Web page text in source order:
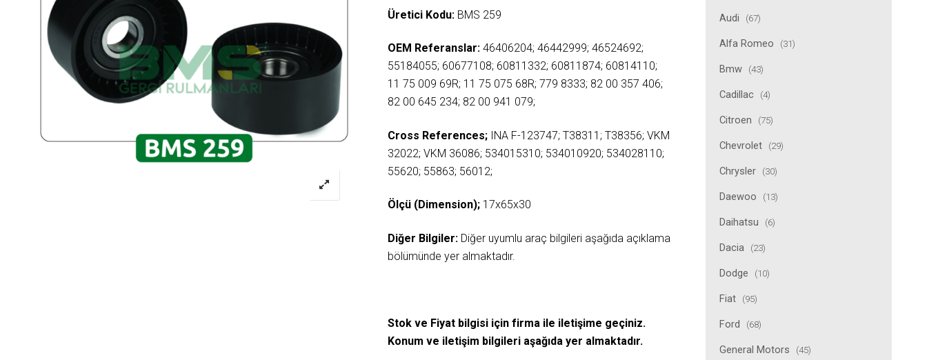
Audi (67)
Alfa Romeo (31)
Bmw (43)
Cadillac (4)
Citroen (75)
Chevrolet (29)
Chrysler (30)
Daewoo (13)
Daihatsu (6)
Dacia (23)
Dodge (10)
Fiat (95)
Ford (68)
General Motors (45)
Üretici Kodu: BMS 259
OEM Referanslar: 46406204; 46442999; 46524692;
55184055; 60677108; 60811332; 60811874; 60814110;
11 75 009 69R; 11 75 075 68R; 779 8333; 82 00 357 406;
82 00 645 234; 82 00 941 079;
Cross References; INA F-123747; T38311; T38356; VKM
32022; VKM 36086; 534015310; 534010920; 534028110;
55620; 55863; 56012;
Ölçü (Dimension); 17x65x30
Diğer Bilgiler: Diğer uyumlu araç bilgileri aşağıda açıklama
bölümünde yer almaktadır.
Stok ve Fiyat bilgisi için firma ile iletişime geçiniz.
Konum ve iletişim bilgileri aşağıda yer almaktadır.